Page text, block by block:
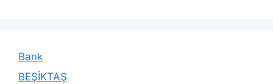
Bank
BEŞİKTAŞ